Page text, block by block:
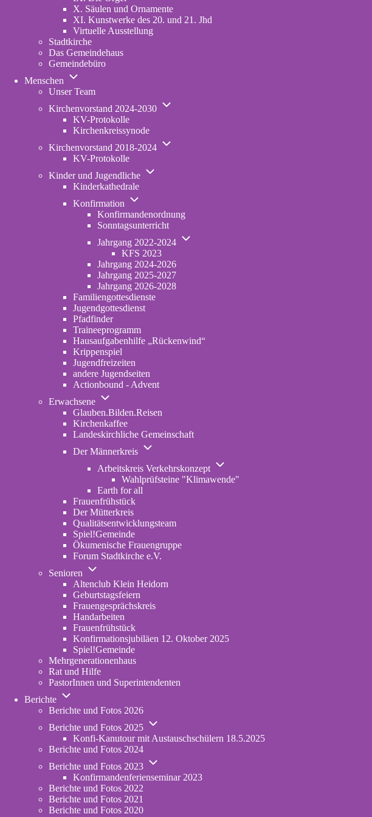
X. Säulen und Ornamente
XI. Kunstwerke des 20. und 21. Jhd
Virtuelle Ausstellung
Stadtkirche
Das Gemeindehaus
Gemeindebüro
Menschen
Unternavigation von Menschen
Unser Team
Kirchenvorstand 2024-2030
Unternavigation von Kirchenvorstand 2024-2030
KV-Protokolle
Kirchenkreissynode
Kirchenvorstand 2018-2024
Unternavigation von Kirchenvorstand 2018-2024
KV-Protokolle
Kinder und Jugendliche
Unternavigation von Kinder und Jugendliche
Kinderkathedrale
Konfirmation
Unternavigation von Konfirmation
Konfirmandenordnung
Sonntagsunterricht
Jahrgang 2022-2024
Unternavigation von Jahrgang 2022-2024
KFS 2023
Jahrgang 2024-2026
Jahrgang 2025-2027
Jahrgang 2026-2028
Familiengottesdienste
Jugendgottesdienst
Pfadfinder(opens in new tab)
Traineeprogramm
Hausaufgabenhilfe „Rückenwind“
Krippenspiel
Jugendfreizeiten
andere Jugendseiten
Actionbound - Advent
Erwachsene
Unternavigation von Erwachsene
Glauben.Bilden.Reisen
Kirchenkaffee
Landeskirchliche Gemeinschaft
Der Männerkreis
Unternavigation von Der Männerkreis
Arbeitskreis Verkehrskonzept
Unternavigation von Arbeitskreis
Wahlprüfsteine "Klimawende"
Earth for all
Frauenfrühstück
Der Mütterkreis
Qualitätsentwicklungsteam
Spiel!Gemeinde
Ökumenische Frauengruppe
Forum Stadtkirche e.V.
Senioren
Unternavigation von Senioren
Altenclub Klein Heidorn
Geburtstagsfeiern
Frauengesprächskreis
Handarbeiten
Frauenfrühstück
Konfirmationsjubiläen 12. Oktober 2025
Spiel!Gemeinde
Mehrgenerationenhaus
Rat und Hilfe
PastorInnen und Superintendenten
Berichte
Unternavigation von Berichte
Berichte und Fotos 2026
Berichte und Fotos 2025
Unternavigation von Berichte und Fotos 2025
Konfi-Kanutour mit Austauschschülern 18.5.2025
Berichte und Fotos 2024
Berichte und Fotos 2023
Unternavigation von Berichte und Fotos 2023
Konfirmandenferienseminar 2023
Berichte und Fotos 2022
Berichte und Fotos 2021
Berichte und Fotos 2020